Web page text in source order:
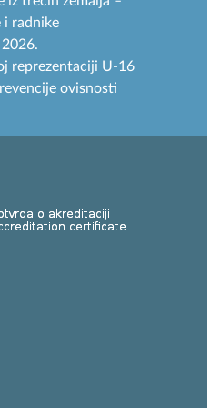
i radnike
reprezentaciji U-16
ovisnosti